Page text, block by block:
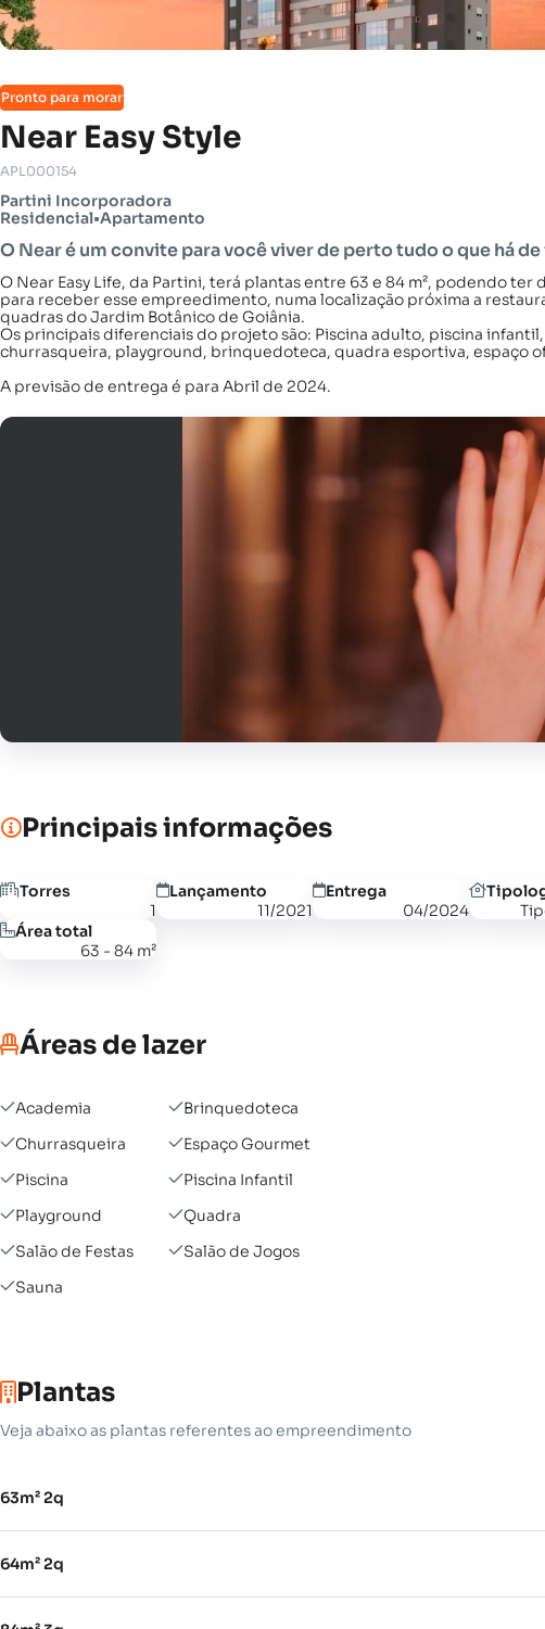
Pronto para morar
Near Easy Style
APL000154
Partini Incorporadora
Residencial•Apartamento
O Near é um convite para você viver de perto tudo o que há
O Near Easy Life, da Partini, terá plantas entre 63 e 84 m², podendo ter
para receber esse empreedimento, numa localização próxima a
quadras do Jardim Botânico de Goiânia.
Os principais diferenciais do projeto são: Piscina adulto, piscina
churrasqueira, playground, brinquedoteca, quadra esportiva, espaço
A previsão de entrega é para Abril de 2024.
Principais informações
Torres
1
Lançamento
11/2021
Entrega
04/2024
Área total
63 - 84 m²
Áreas de lazer
Academia
Brinquedoteca
Churrasqueira
Espaço Gourmet
Piscina
Piscina Infantil
Playground
Quadra
Salão de Festas
Salão de Jogos
Sauna
Plantas
Veja abaixo as plantas referentes ao empreendimento
63m² 2q
64m² 2q